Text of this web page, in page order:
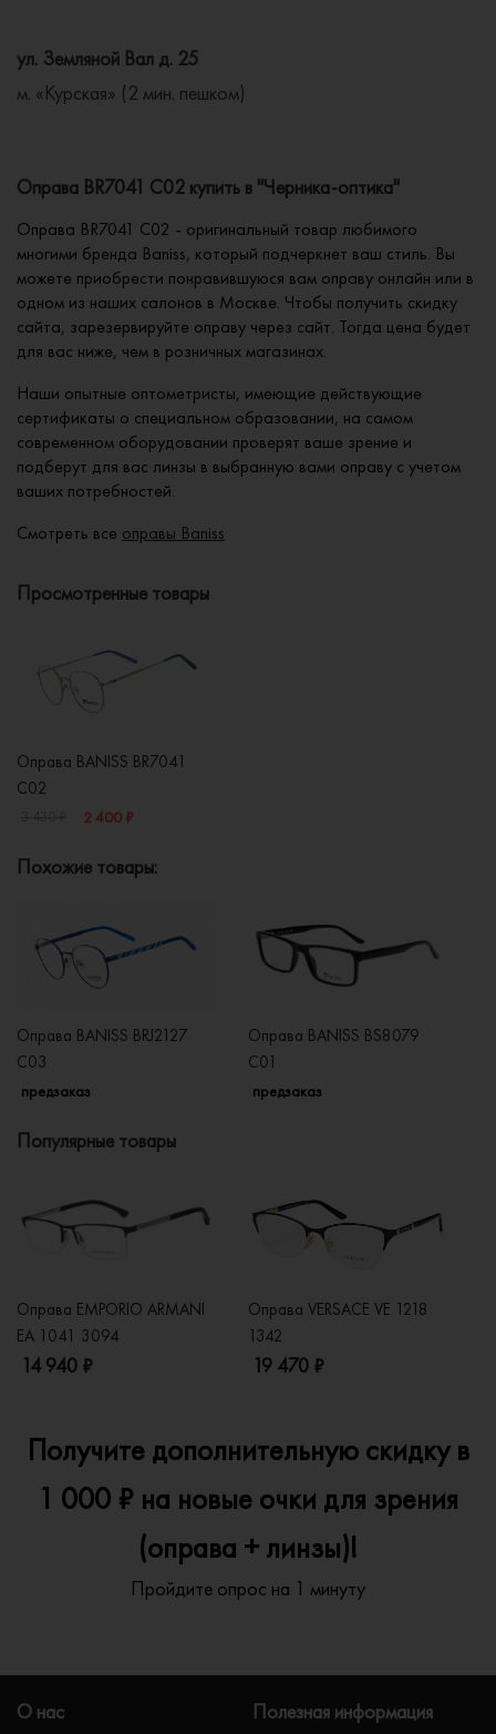
ул. Земляной Вал д. 25
м. «Курская» (2 мин. пешком)
Оправа BR7041 C02 купить в "Черника-оптика"
Оправа BR7041 C02 - оригинальный товар любимого
многими бренда Baniss, который подчеркнет ваш стиль. Вы
можете приобрести понравившуюся вам оправу онлайн или в
одном из наших салонов в Москве. Чтобы получить скидку
сайта, зарезервируйте оправу через сайт. Тогда цена будет
для вас ниже, чем в розничных магазинах.
Наши опытные оптометристы, имеющие действующие
сертификаты о специальном образовании, на самом
современном оборудовании проверят ваше зрение и
подберут для вас линзы в выбранную вами оправу с учетом
ваших потребностей.
Смотреть все оправы Baniss
Просмотренные товары
Оправа BANISS BR7041
C02
2 400 ₽
Похожие товары:
Оправа BANISS BRJ2127
C03
предзаказ
Оправа BANISS BS8079
C01
предзаказ
Популярные товары
Оправа EMPORIO ARMANI
EA 1041 3094
14 940 ₽
Оправа VERSACE VE 1218
1342
19 470 ₽
Получите дополнительную скидку в
1 000 ₽ на новые очки для зрения
(оправа + линзы)!
Пройдите опрос на 1 минуту
О нас
Полезная информация